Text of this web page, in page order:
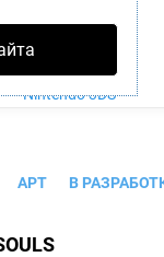
Wii U
PS4
Xbox One
Nintendo 3DS
АРТ В